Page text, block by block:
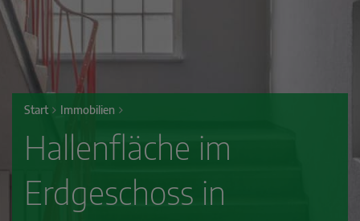
Start Immobilien
Hallenfläche im
Erdgeschoss in